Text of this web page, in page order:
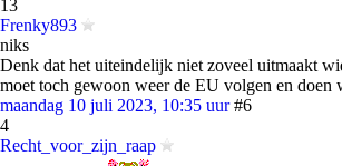
13
Frenky893
niks
Denk dat het uiteindelijk niet zoveel uitmaakt
moet toch gewoon weer de EU volgen en doen
maandag 10 juli 2023, 10:35 uur #6
4
Recht_voor_zijn_raap